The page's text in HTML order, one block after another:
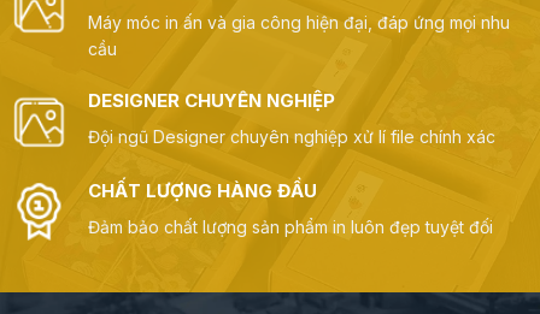
Máy móc in ấn và gia công hiện đại, đáp ứng mọi nhu
cầu
DESIGNER CHUYÊN NGHIỆP
Đội ngũ Designer chuyên nghiệp xử lí file chính xác
CHẤT LƯỢNG HÀNG ĐẦU
Đảm bảo chất lượng sản phẩm in luôn đẹp tuyệt đối